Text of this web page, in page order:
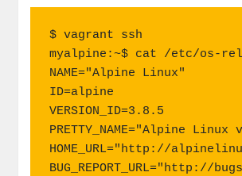
$ vagrant ssh
myalpine:~$ cat /etc/os-
NAME="Alpine Linux"
ID=alpine
VERSION_ID=3.8.5
PRETTY_NAME="Alpine Linux
HOME_URL="http://
BUG_REPORT_URL="http://